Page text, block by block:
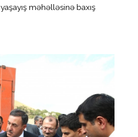
məhəlləsinə baxış